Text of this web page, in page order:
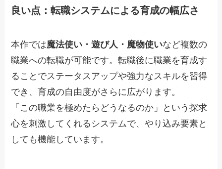
良い点：転職システムによる育成の幅広さ
本作では魔法使い・遊び人・魔物使いなど複数の
職業への転職が可能です。転職後に職業を育成す
ることでステータスアップや強力なスキルを習得
でき、育成の自由度がさらに広がります。
「この職業を極めたらどうなるのか」という探求
心を刺激してくれるシステムで、やり込み要素と
しても機能しています。